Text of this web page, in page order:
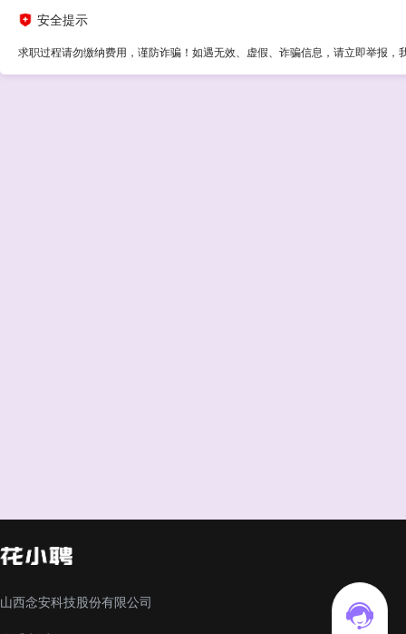
安全提示
求职过程请勿缴纳费用，谨防诈骗！如遇无效、虚假、诈骗信息，请立即举报，
山西念安科技股份有限公司